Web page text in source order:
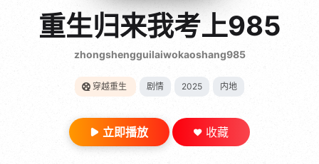
gt 0"}
28短剧
重生归来我考上985
zhongshengguilaiwokaoshang985
穿越重生 剧情 2025 内地
立即播放 收藏